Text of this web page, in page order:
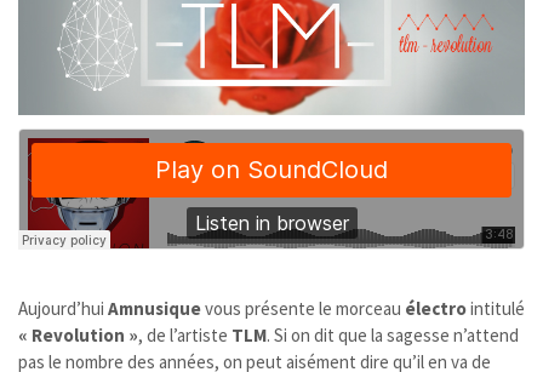
Aujourd’hui Amnusiquevous présente le morceau électrointitulé
« Revolution », de l’artiste TLM. Si on dit que la sagesse n’attend
pas le nombre des années, on peut aisément dire qu’il en va de